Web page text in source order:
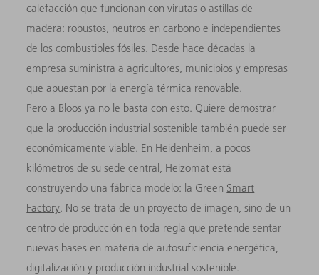
calefacción que funcionan con virutas o astillas de
madera: robustos, neutros en carbono e independientes
de los combustibles fósiles. Desde hace décadas la
empresa suministra a agricultores, municipios y empresas
que apuestan por la energía térmica renovable.
Pero a Bloos ya no le basta con esto. Quiere demostrar
que la producción industrial sostenible también puede ser
económicamente viable. En Heidenheim, a pocos
kilómetros de su sede central, Heizomat está
construyendo una fábrica modelo: la Green Smart
Factory . No se trata de un proyecto de imagen, sino de un
centro de producción en toda regla que pretende sentar
nuevas bases en materia de autosuficiencia energética,
digitalización y producción industrial sostenible.